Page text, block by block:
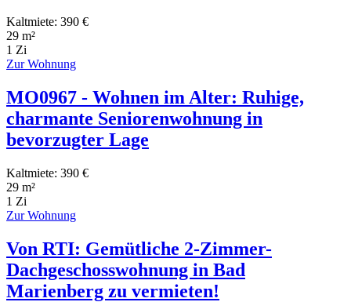
Kaltmiete: 390 €
29 m²
1 Zi
Zur Wohnung
MO0967 - Wohnen im Alter: Ruhige,
charmante Seniorenwohnung in
bevorzugter Lage
Kaltmiete: 390 €
29 m²
1 Zi
Zur Wohnung
Von RTI: Gemütliche 2-Zimmer-
Dachgeschosswohnung in Bad
Marienberg zu vermieten!